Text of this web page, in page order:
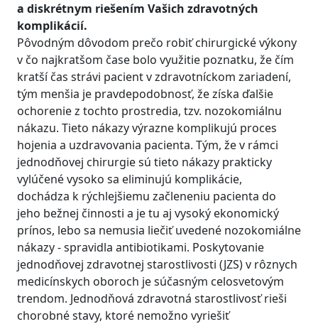
a diskrétnym riešením Vašich zdravotných
komplikácií.
Pôvodným dôvodom prečo robiť chirurgické výkony
v čo najkratšom čase bolo využitie poznatku, že čím
kratší čas strávi pacient v zdravotníckom zariadení,
tým menšia je pravdepodobnosť, že získa ďalšie
ochorenie z tochto prostredia, tzv. nozokomiálnu
nákazu. Tieto nákazy výrazne komplikujú proces
hojenia a uzdravovania pacienta. Tým, že v rámci
jednodňovej chirurgie sú tieto nákazy prakticky
vylúčené vysoko sa eliminujú komplikácie,
dochádza k rýchlejšiemu začleneniu pacienta do
jeho bežnej činnosti a je tu aj vysoký ekonomický
prínos, lebo sa nemusia liečiť uvedené nozokomiálne
nákazy - spravidla antibiotikami. Poskytovanie
jednodňovej zdravotnej starostlivosti (JZS) v rôznych
medicínskych oboroch je súčasným celosvetovým
trendom. Jednodňová zdravotná starostlivosť rieši
chorobné stavy, ktoré nemožno vyriešiť